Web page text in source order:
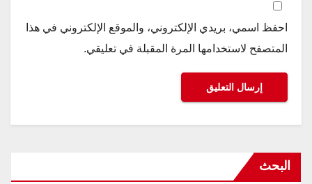
احفظ اسمي، بريدي الإلكتروني، والموقع الإلكتروني في هذا
المتصفح لاستخدامها المرة المقبلة في تعليقي.
البحث